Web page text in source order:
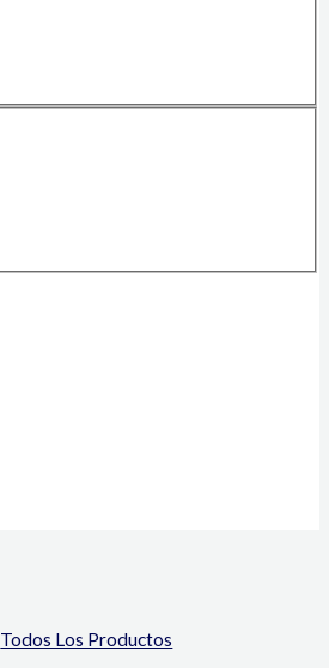
Todos Los Productos